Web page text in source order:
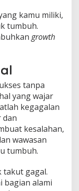
kamu miliki,
tumbuh.
growth
tanpa
yang wajar
kegagalan
dan
kesalahan,
wawasan
tumbuh.
gagal.
bagian alami